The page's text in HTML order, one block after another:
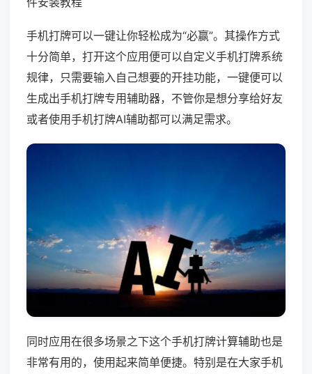
手机打牌可以一键让你轻松成为“必赢”。其操作方式
十分简单，打开这个应用便可以自定义手机打牌系统
规律，只需要输入自己想要的开挂功能，一键便可以
生成出手机打牌专用辅助器，不管你是想分享给好友
或者使用手机打牌AI辅助都可以满足需求。
同时应用在很多场景之下这个手机打牌计算辅助也是
非常有用的，使用起来简单便捷。特别是在大家手机